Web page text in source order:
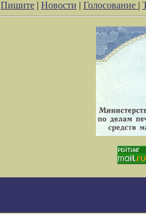
Пишите | Новости | Голосование |